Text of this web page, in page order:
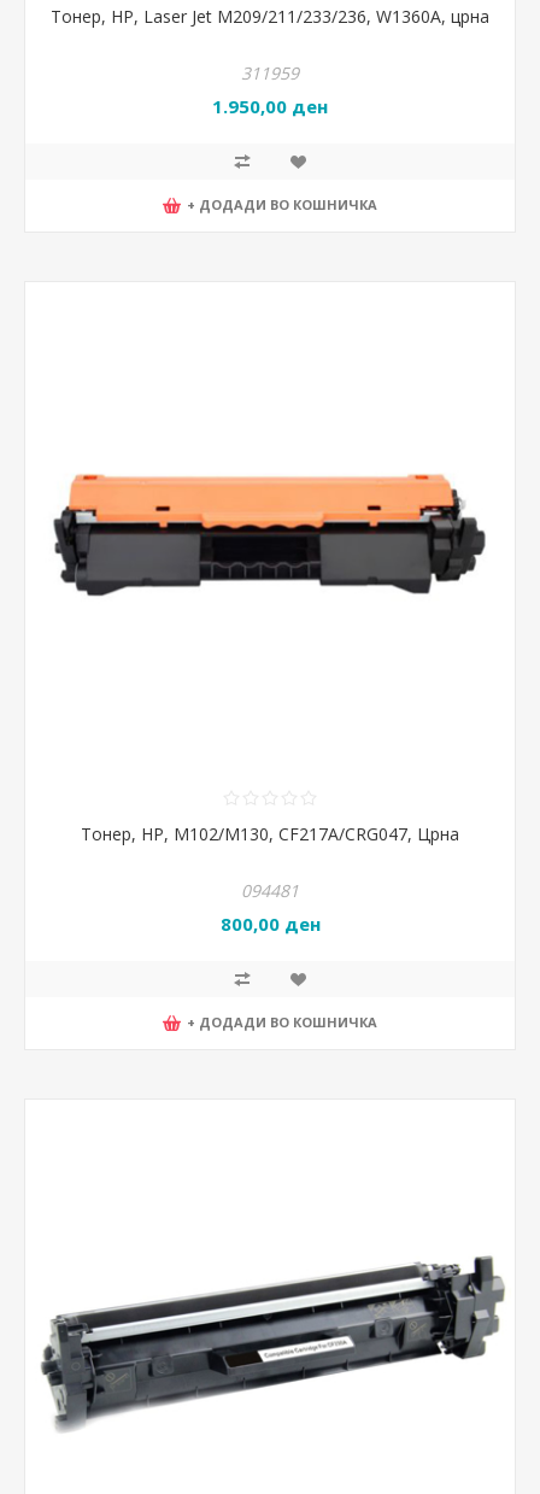
Тонер, HP, Laser Jet M209/211/233/236, W1360A, црна
311959
1.950,00 ден
+ ДОДАДИ ВО КОШНИЧКА
Тонер, HP, М102/М130, CF217A/CRG047, Црна
094481
800,00 ден
+ ДОДАДИ ВО КОШНИЧКА